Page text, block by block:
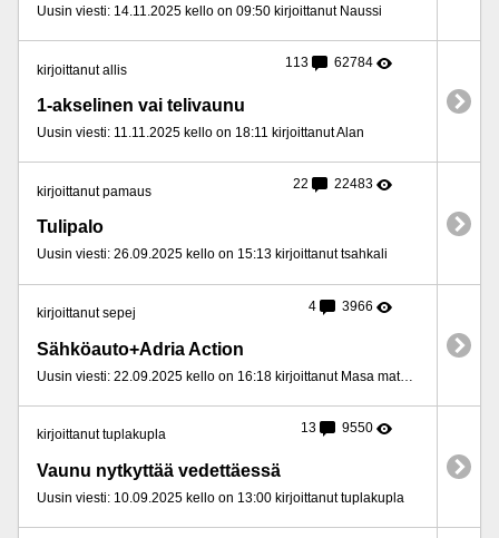
Uusin viesti: 14.11.2025 kello on 09:50 kirjoittanut Naussi
kirjoittanut allis 113 62784
1-akselinen vai telivaunu
Uusin viesti: 11.11.2025 kello on 18:11 kirjoittanut Alan
kirjoittanut pamaus 22 22483
Tulipalo
Uusin viesti: 26.09.2025 kello on 15:13 kirjoittanut tsahkali
kirjoittanut sepej 4 3966
Sähköauto+Adria Action
Uusin viesti: 22.09.2025 kello on 16:18 kirjoittanut Masa matkailija
kirjoittanut tuplakupla 13 9550
Vaunu nytkyttää vedettäessä
Uusin viesti: 10.09.2025 kello on 13:00 kirjoittanut tuplakupla